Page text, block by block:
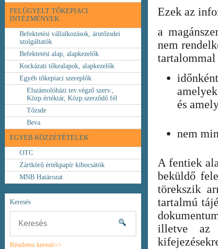
FELÜGYELT TŐKEPIACI
INTÉZMÉNYEK
Befektetési vállalkozások, árutőzsdei
szolgáltatók
Befektetési alap, alapkezelők
Kockázati tőkealapok, alapkezelők
Egyéb tőkepiaci szereplők
Elszámolóházi tev.végző szerv.,
Közp.értéktár, Közp.szerződő fél
Tőzsde
Beva
EGYÉB KÖZZÉTÉTELEK
OTC
Zártkörű értékpapír kibocsátók
MNB Határozat
Keresés
Részletes kereső>>
Ezek az
a
nem
és
nem
A fentiek
beküldő
törekszik
tartalmú
illetve az